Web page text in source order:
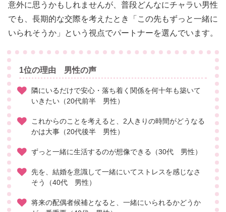
意外に思うかもしれませんが、普段どんなにチャラい男性
でも、長期的な交際を考えたとき「この先もずっと一緒に
いられそうか」という視点でパートナーを選んでいます。
1位の理由 男性の声
隣にいるだけで安心・落ち着く関係を何十年も築いて
いきたい（20代前半 男性）
これからのことを考えると、2人きりの時間がどうなる
かは大事（20代後半 男性）
ずっと一緒に生活するのが想像できる（30代 男性）
先を、結婚を意識して一緒にいてストレスを感じなさ
そう（40代 男性）
将来の配偶者候補となると、一緒にいられるかどうか